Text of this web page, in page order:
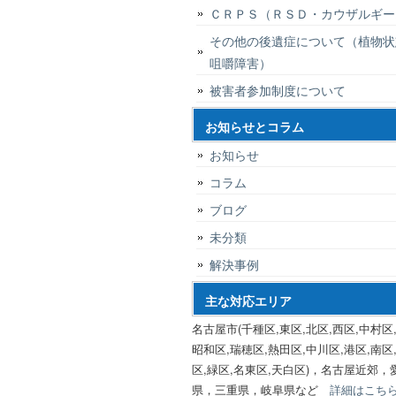
ＣＲＰＳ（ＲＳＤ・カウザルギー
その他の後遺症について（植物状
咀嚼障害）
被害者参加制度について
お知らせとコラム
お知らせ
コラム
ブログ
未分類
解決事例
主な対応エリア
名古屋市(千種区,東区,北区,西区,中村
昭和区,瑞穂区,熱田区,中川区,港区,南区
区,緑区,名東区,天白区)，名古屋近郊，
県，三重県，岐阜県など 詳細はこちら